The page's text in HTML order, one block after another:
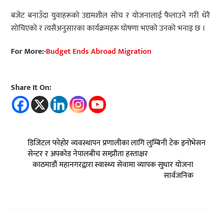
बजेट बनाउँदा युवाहरूको उद्यमशील सोच र योजनालाई फैलाउने गरी धेरै
सोचिएको र त्यसैअनुसारका कार्यक्रमहरू घोषणा भएको उनको भनाइ छ ।
For More:-Budget Ends Abroad Migration
Share It On:
डिजिटल फोहोर व्यवस्थापन प्रणालीका लागि लुम्बिनी टेक इनोभेसन
सेन्टर र अपकोड नेपालबीच सम्झौता हस्ताक्षर
काठमाडौं महानगरद्वारा स्वास्थ्य सेवामा व्यापक सुधार योजना
सार्वजनिक